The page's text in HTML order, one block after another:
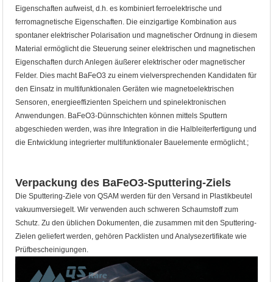
Eigenschaften aufweist, d.h. es kombiniert ferroelektrische und
ferromagnetische Eigenschaften. Die einzigartige Kombination aus
spontaner elektrischer Polarisation und magnetischer Ordnung in diesem
Material ermöglicht die Steuerung seiner elektrischen und magnetischen
Eigenschaften durch Anlegen äußerer elektrischer oder magnetischer
Felder. Dies macht BaFeO3 zu einem vielversprechenden Kandidaten für
den Einsatz in multifunktionalen Geräten wie magnetoelektrischen
Sensoren, energieeffizienten Speichern und spinelektronischen
Anwendungen. BaFeO3-Dünnschichten können mittels Sputtern
abgeschieden werden, was ihre Integration in die Halbleiterfertigung und
die Entwicklung integrierter multifunktionaler Bauelemente ermöglicht.;
Verpackung des BaFeO3-Sputtering-Ziels
Die Sputtering-Ziele von QSAM werden für den Versand in Plastikbeutel
vakuumversiegelt. Wir verwenden auch schweren Schaumstoff zum
Schutz. Zu den üblichen Dokumenten, die zusammen mit den Sputtering-
Zielen geliefert werden, gehören Packlisten und Analysezertifikate wie
Prüfbescheinigungen.